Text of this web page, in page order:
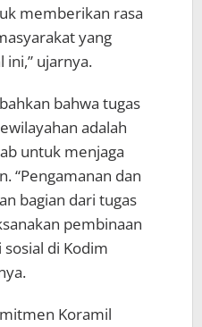
memberikan rasa
yang
ini,” ujarnya.
bahwa tugas
adalah
untuk menjaga
“Pengamanan dan
bagian dari tugas
pembinaan
di Kodim
Koramil